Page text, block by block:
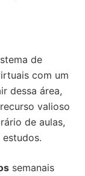
de
com um
dessa área,
valioso
de aulas,
semanais